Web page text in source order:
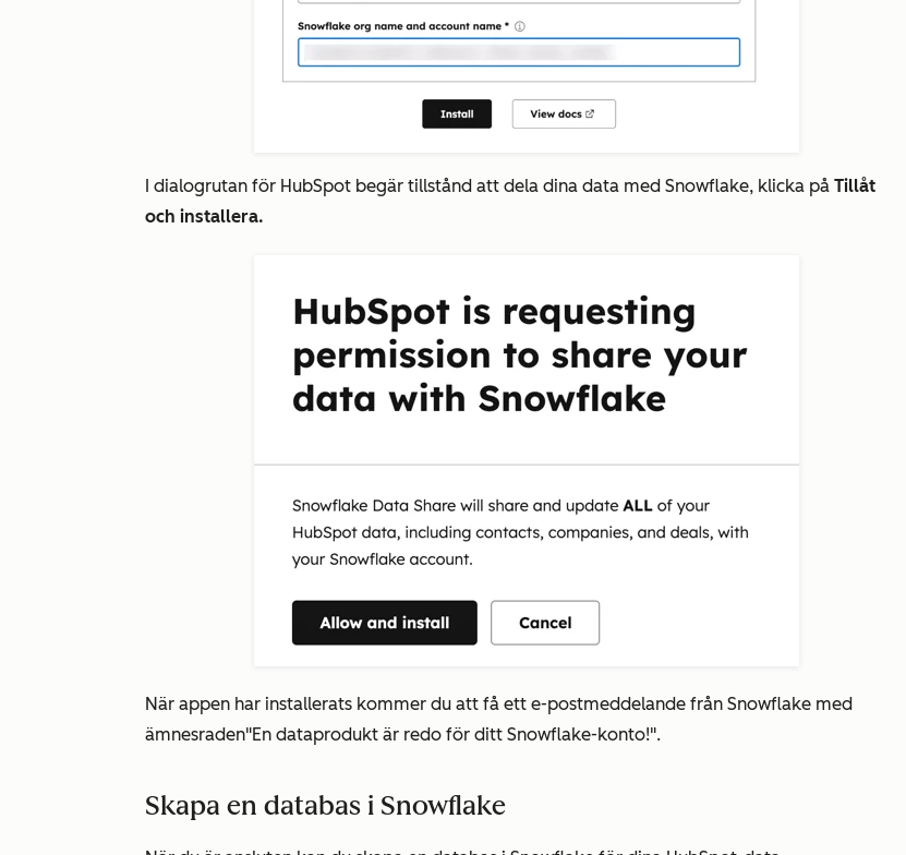
I dialogrutan för HubSpot begär tillstånd att dela dina data med Snowflake, klicka på Tillåt
och installera.
När appen har installerats kommer du att få ett e-postmeddelande från Snowflake med
ämnesraden"En dataprodukt är redo för ditt Snowflake-konto!".
Skapa en databas i Snowflake